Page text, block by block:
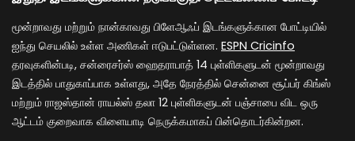
மூன்றாவது மற்றும் நான்காவது பிளேஆஃப் இடங்களுக்கான போட்டியில்
ஐந்து செயலில் உள்ள அணிகள் ஈடுபட்டுள்ளன. ESPN Cricinfo
தரவுகளின்படி, சன்ரைசர்ஸ் ஹைதராபாத் 14 புள்ளிகளுடன் மூன்றாவது
இடத்தில் பாதுகாப்பாக உள்ளது, அதே நேரத்தில் சென்னை சூப்பர் கிங்ஸ்
மற்றும் ராஜஸ்தான் ராயல்ஸ் தலா 12 புள்ளிகளுடன் பஞ்சாபை விட ஒரு
ஆட்டம் குறைவாக விளையாடி நெருக்கமாகப் பின்தொடர்கின்றன.